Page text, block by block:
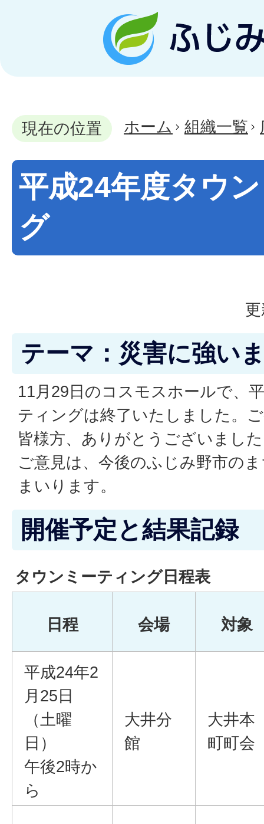
現在の位置 ホーム 組織一覧
平成24年度タウ
グ
テーマ：災害に強い
11月29日のコスモスホールで、
ティングは終了いたしました。
皆様方、ありがとうございまし
ご意見は、今後のふじみ野市の
まいります。
開催予定と結果記録
タウンミーティング日程表
日程 会場 対象
平成24年2
月25日
（土曜
日）
午後2時か
ら
大井分
館
大井本
町町会